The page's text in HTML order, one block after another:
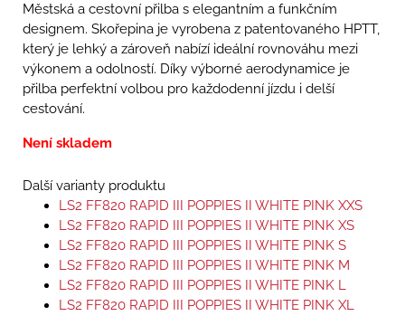
Městská a cestovní přilba s elegantním a funkčním
designem. Skořepina je vyrobena z patentovaného HPTT,
který je lehký a zároveň nabízí ideální rovnováhu mezi
výkonem a odolností. Díky výborné aerodynamice je
přilba perfektní volbou pro každodenní jízdu i delší
cestování.
Není skladem
Další varianty produktu
LS2 FF820 RAPID III POPPIES II WHITE PINK XXS
LS2 FF820 RAPID III POPPIES II WHITE PINK XS
LS2 FF820 RAPID III POPPIES II WHITE PINK S
LS2 FF820 RAPID III POPPIES II WHITE PINK M
LS2 FF820 RAPID III POPPIES II WHITE PINK L
LS2 FF820 RAPID III POPPIES II WHITE PINK XL